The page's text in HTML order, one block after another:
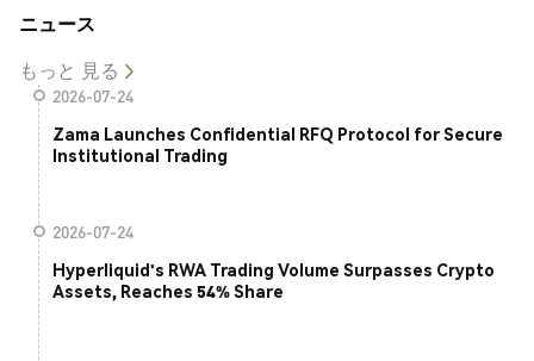
ニュース
もっと 見る
2026-07-24
Zama Launches Confidential RFQ Protocol for Secure
Institutional Trading
2026-07-24
Hyperliquid's RWA Trading Volume Surpasses Crypto
Assets, Reaches 54% Share